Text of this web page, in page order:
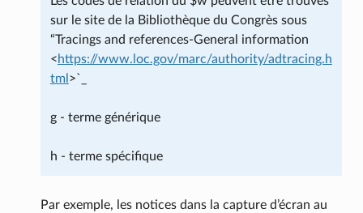
sur le site de la Bibliothèque du Congrès sous
“Tracings and references-General information
<https://www.loc.gov/marc/authority/adtracing.h
tml >`_
g - terme générique
h - terme spécifique
Par exemple, les notices dans la capture d’écran au